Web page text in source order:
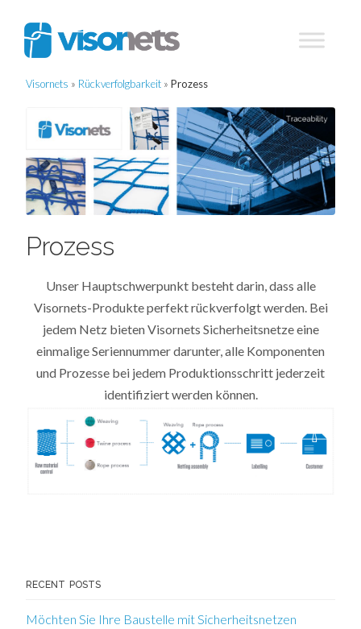
Visornets » Rückverfolgbarkeit » Prozess
Prozess
Unser Hauptschwerpunkt besteht darin, dass alle
Visornets-Produkte perfekt rückverfolgt werden. Bei
jedem Netz bieten Visornets Sicherheitsnetze eine
einmalige Seriennummer darunter, alle Komponenten
und Prozesse bei jedem Produktionsschritt jederzeit
identifiziert werden können.
RECENT POSTS
Möchten Sie Ihre Baustelle mit Sicherheitsnetzen